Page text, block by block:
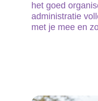
het goed
administratie
met je mee en